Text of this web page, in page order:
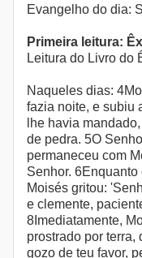
Evangelho do dia:
Primeira leitura:
Leitura do Livro do
Naqueles dias:
fazia noite, e subiu
lhe havia
de pedra. 5O
permaneceu com
Senhor.
Moisés gritou:
e clemente,
8Imediatamente,
prostrado por terra,
gozo de teu favor,